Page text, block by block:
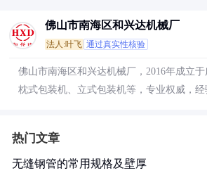
佛山市南海区和兴达机械厂
法人:叶飞 通过真实性核验
佛山市南海区和兴达机械厂，2016年成立
枕式包装机、立式包装机等，专业权威，经
热门文章
无缝钢管的常用规格及壁厚